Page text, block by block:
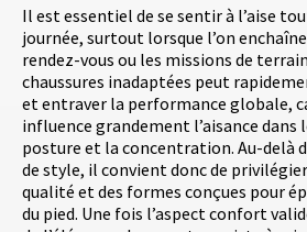
Il est essentiel de se sentir à l’aise
journée, surtout lorsque l’on
rendez-vous ou les missions de
chaussures inadaptées peut
et entraver la performance globale,
influence grandement l’aisance dans
posture et la concentration. Au-delà
de style, il convient donc de
qualité et des formes conçues pour
du pied. Une fois l’aspect confort